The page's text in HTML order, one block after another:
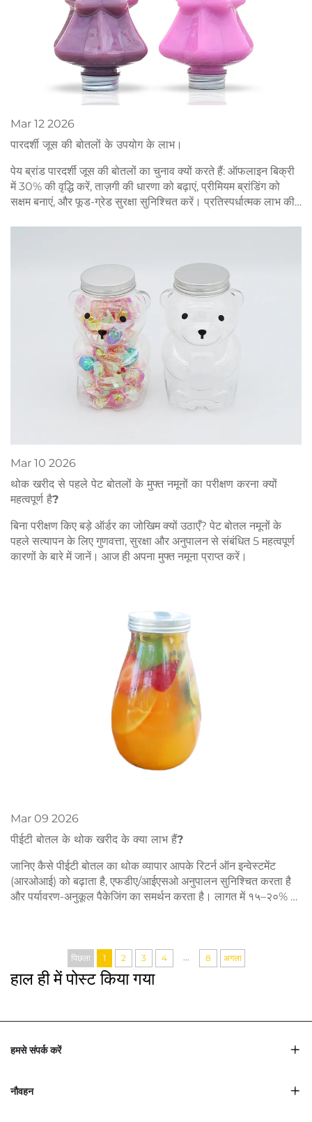
Mar 12 2026
पारदर्शी जूस की बोतलों के उपयोग के लाभ।
पेय ब्रांड पारदर्शी जूस की बोतलों का चुनाव क्यों करते हैं: ऑफलाइन बिक्री
में 30% की वृद्धि करें, ताज़गी की धारणा को बढ़ाएं, प्रीमियम ब्रांडिंग को
सक्षम बनाएं, और फूड-ग्रेड सुरक्षा सुनिश्चित करें। प्रतिस्पर्धात्मक लाभ की
Mar 10 2026
थोक खरीद से पहले पेट बोतलों के मुफ्त नमूनों का परीक्षण करना क्यों
महत्वपूर्ण है?
बिना परीक्षण किए बड़े ऑर्डर का जोखिम क्यों उठाएँ? पेट बोतल नमूनों के
पहले सत्यापन के लिए गुणवत्ता, सुरक्षा और अनुपालन से संबंधित 5 महत्वपूर्ण
कारणों के बारे में जानें। आज ही अपना मुफ्त नमूना प्राप्त करें।
Mar 09 2026
पीईटी बोतल के थोक खरीद के क्या लाभ हैं?
जानिए कैसे पीईटी बोतल का थोक व्यापार आपके रिटर्न ऑन इन्वेस्टमेंट
(आरओआई) को बढ़ाता है, एफडीए/आईएसओ अनुपालन सुनिश्चित करता है
और पर्यावरण-अनुकूल पैकेजिंग का समर्थन करता है। लागत में १५–२०% की
पिछला 1 2 3 4 8 अगला
हाल ही में पोस्ट किया गया
हमसे संपर्क करें
नौवहन